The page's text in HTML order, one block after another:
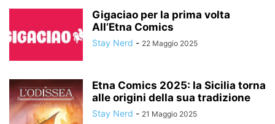
Gigaciao per la prima volta
All’Etna Comics
Stay Nerd - 22 Maggio 2025
Etna Comics 2025: la Sicilia torna
alle origini della sua tradizione
Stay Nerd - 21 Maggio 2025